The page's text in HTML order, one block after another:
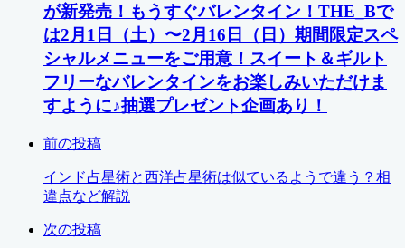
が新発売！もうすぐバレンタイン！THE_Bで
は2月1日（土）〜2月16日（日）期間限定スペ
シャルメニューをご用意！スイート＆ギルト
フリーなバレンタインをお楽しみいただけま
すように♪抽選プレゼント企画あり！
前の投稿
インド占星術と西洋占星術は似ているようで違う？相
違点など解説
次の投稿